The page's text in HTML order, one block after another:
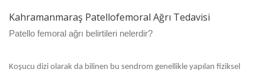
Kahramanmaraş Patellofemoral Ağrı Tedavisi
Patello femoral ağrı belirtileri nelerdir?
Koşucu dizi olarak da bilinen bu sendrom genellikle yapılan fiziksel